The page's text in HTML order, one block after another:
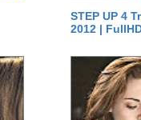
STEP UP 4
2012 |